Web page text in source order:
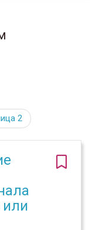
2
или